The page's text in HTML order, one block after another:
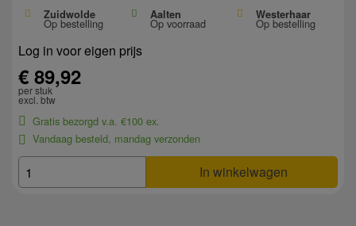
Zuidwolde
Op bestelling
Aalten
Op voorraad
Westerhaar
Op bestelling
Log in voor eigen prijs
€ 89,92
per stuk
excl. btw
Gratis bezorgd v.a. €100 ex.
Vandaag besteld, mandag verzonden
In winkelwagen